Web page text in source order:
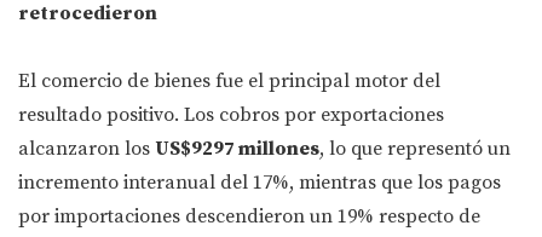
retrocedieron
El comercio de bienes fue el principal motor del
resultado positivo. Los cobros por exportaciones
alcanzaron los US$9297 millones, lo que representó un
incremento interanual del 17%, mientras que los pagos
por importaciones descendieron un 19% respecto de